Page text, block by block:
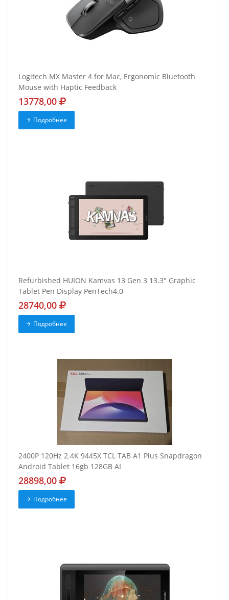
Logitech MX Master 4 for Mac, Ergonomic Bluetooth
Mouse with Haptic Feedback
13778,00
Подробнее
Refurbished HUION Kamvas 13 Gen 3 13.3" Graphic
Tablet Pen Display PenTech4.0
28740,00
Подробнее
2400P 120Hz 2.4K 9445X TCL TAB A1 Plus Snapdragon
Android Tablet 16gb 128GB AI
28898,00
Подробнее